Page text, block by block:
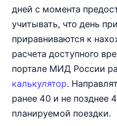
дней с момента
учитывать, что день
приравниваются к
расчета доступного
портале МИД России
калькулятор.
ранее 40 и не позднее
планируемой поездки.